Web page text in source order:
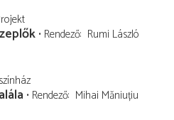
Rendező Rumi László
Rendező Mihai Măniuțiu